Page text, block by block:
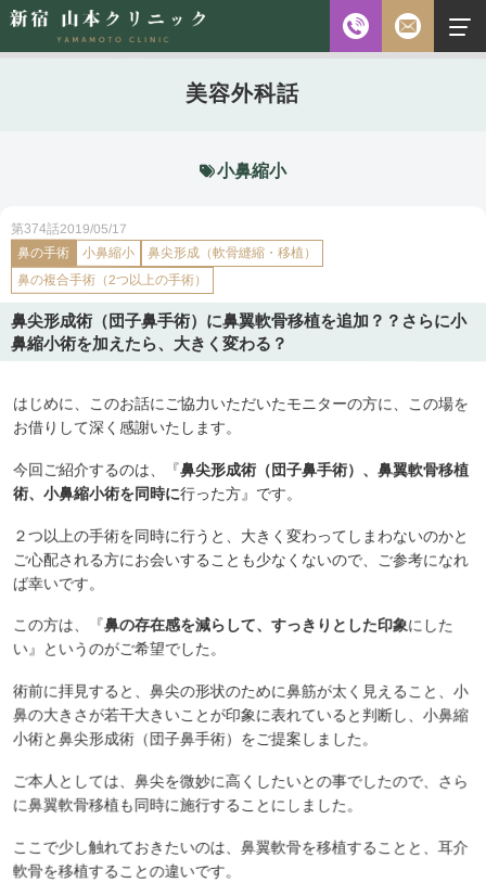
お電話
ご予約前に必ず下記のページをご確認ください。
ご予約について
無料相談
※初診の方専用
ご予約・
お問い合わせ
美容外科話
小鼻縮小
第374話2019/05/17
鼻の手術 小鼻縮小 鼻尖形成（軟骨縫縮・移植）
鼻の複合手術（2つ以上の手術）
鼻尖形成術（団子鼻手術）に鼻翼軟骨移植を追加？？さらに小
鼻縮小術を加えたら、大きく変わる？
はじめに、このお話にご協力いただいたモニターの方に、この場を
お借りして深く感謝いたします。
今回ご紹介するのは、『鼻尖形成術（団子鼻手術）、鼻翼軟骨移植
術、小鼻縮小術を同時に行った方』です。
２つ以上の手術を同時に行うと、大きく変わってしまわないのかと
ご心配される方にお会いすることも少なくないので、ご参考になれ
ば幸いです。
この方は、『鼻の存在感を減らして、すっきりとした印象にした
い』というのがご希望でした。
術前に拝見すると、鼻尖の形状のために鼻筋が太く見えること、小
鼻の大きさが若干大きいことが印象に表れていると判断し、小鼻縮
小術と鼻尖形成術（団子鼻手術）をご提案しました。
ご本人としては、鼻尖を微妙に高くしたいとの事でしたので、さら
に鼻翼軟骨移植も同時に施行することにしました。
ここで少し触れておきたいのは、鼻翼軟骨を移植することと、耳介
軟骨を移植することの違いです。